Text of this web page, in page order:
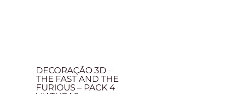
DECORAÇÃO 3D –
THE FAST AND THE
FURIOUS – PACK 4